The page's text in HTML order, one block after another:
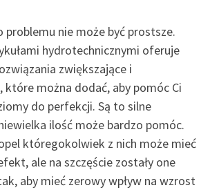
problemu nie może być prostsze.
hydrotechnicznymi oferuje
zwiększające i
które można dodać, aby pomóc Ci
do perfekcji. Są to silne
ilość może bardzo pomóc.
któregokolwiek z nich może mieć
ale na szczęście zostały one
aby mieć zerowy wpływ na wzrost